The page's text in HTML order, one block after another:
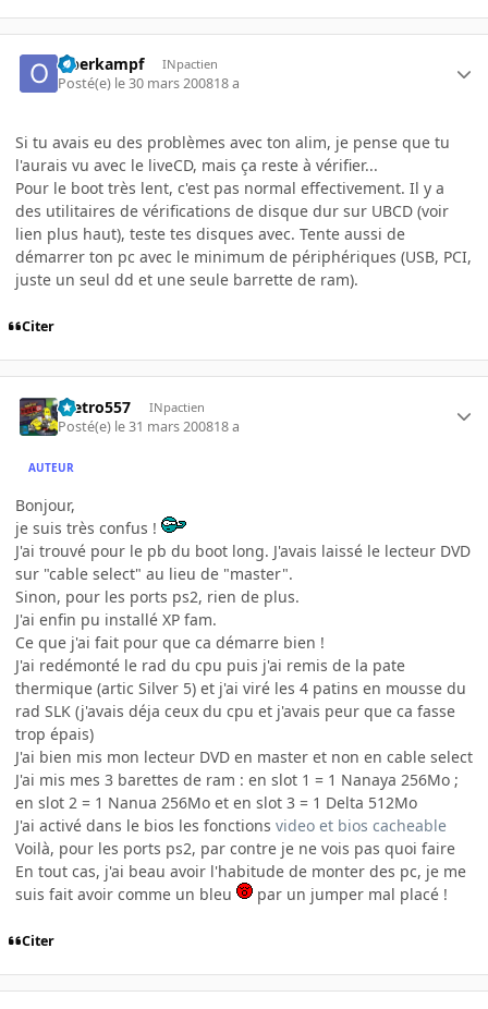
Oberkampf INpactien
Posté(e) le 30 mars 200818 a
Si tu avais eu des problèmes avec ton alim, je pense que tu
l'aurais vu avec le liveCD, mais ça reste à vérifier...
Pour le boot très lent, c'est pas normal effectivement. Il y a
des utilitaires de vérifications de disque dur sur UBCD (voir
lien plus haut), teste tes disques avec. Tente aussi de
démarrer ton pc avec le minimum de périphériques (USB, PCI,
juste un seul dd et une seule barrette de ram).
Citer
metro557 INpactien
Posté(e) le 31 mars 200818 a
AUTEUR
Bonjour,
je suis très confus !
J'ai trouvé pour le pb du boot long. J'avais laissé le lecteur DVD
sur "cable select" au lieu de "master".
Sinon, pour les ports ps2, rien de plus.
J'ai enfin pu installé XP fam.
Ce que j'ai fait pour que ca démarre bien !
J'ai redémonté le rad du cpu puis j'ai remis de la pate
thermique (artic Silver 5) et j'ai viré les 4 patins en mousse du
rad SLK (j'avais déja ceux du cpu et j'avais peur que ca fasse
trop épais)
J'ai bien mis mon lecteur DVD en master et non en cable select
J'ai mis mes 3 barettes de ram : en slot 1 = 1 Nanaya 256Mo ;
en slot 2 = 1 Nanua 256Mo et en slot 3 = 1 Delta 512Mo
J'ai activé dans le bios les fonctions video et bios cacheable
Voilà, pour les ports ps2, par contre je ne vois pas quoi faire
En tout cas, j'ai beau avoir l'habitude de monter des pc, je me
suis fait avoir comme un bleu
par un jumper mal placé !
Citer